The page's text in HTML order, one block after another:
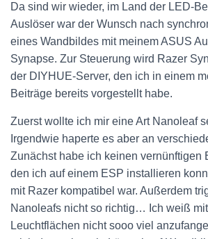
Da sind wir wieder, im Land der LED-
Auslöser war der Wunsch nach
eines Wandbildes mit meinem ASUS
Synapse. Zur Steuerung wird Razer
der DIYHUE-Server, den ich in einem
Beiträge bereits vorgestellt habe.
Zuerst wollte ich mir eine Art Nanoleaf
Irgendwie haperte es aber an
Zunächst habe ich keinen vernünftigen
den ich auf einem ESP installieren
mit Razer kompatibel war. Außerdem
Nanoleafs nicht so richtig… Ich weiß
Leuchtflächen nicht sooo viel